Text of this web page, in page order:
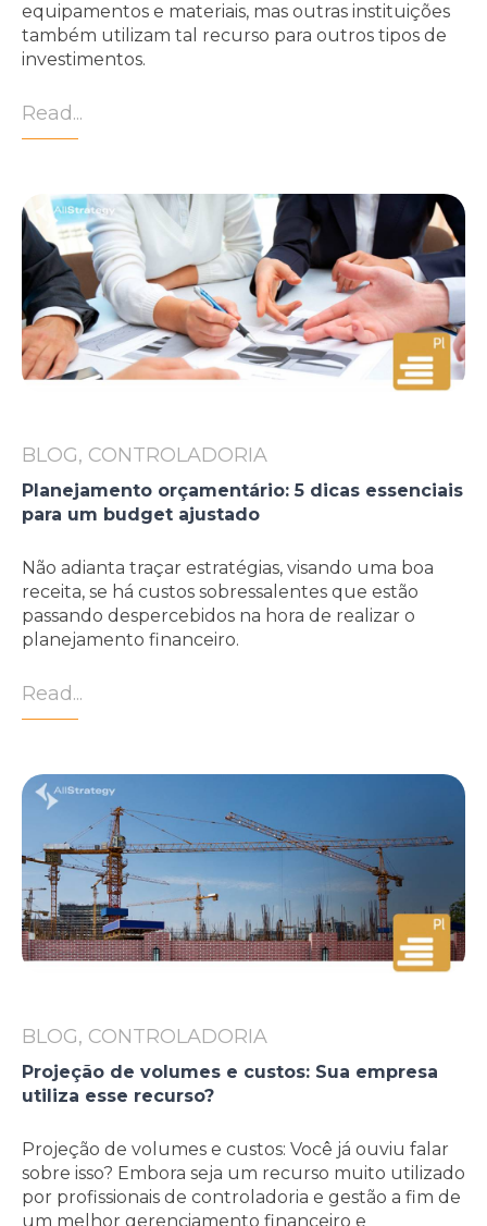
equipamentos e materiais, mas outras instituições
também utilizam tal recurso para outros tipos de
investimentos.
Read...
BLOG, CONTROLADORIA
Planejamento orçamentário: 5 dicas essenciais
para um budget ajustado
Não adianta traçar estratégias, visando uma boa
receita, se há custos sobressalentes que estão
passando despercebidos na hora de realizar o
planejamento financeiro.
Read...
BLOG, CONTROLADORIA
Projeção de volumes e custos: Sua empresa
utiliza esse recurso?
Projeção de volumes e custos: Você já ouviu falar
sobre isso? Embora seja um recurso muito utilizado
por profissionais de controladoria e gestão a fim de
um melhor gerenciamento financeiro e